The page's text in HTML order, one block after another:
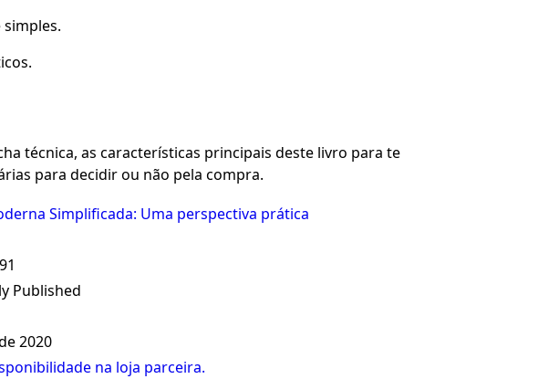
técnica, as características principais deste livro para te
para decidir ou não pela compra.
Simplificada: Uma perspectiva prática
Published
2020
na loja parceira.